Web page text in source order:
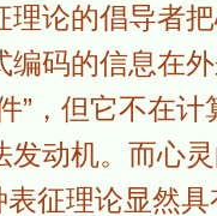
论的倡导者
编码的信息在
”，但它不在
动机。而心
征理论显然